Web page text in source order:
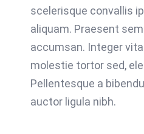
scelerisque convallis
aliquam. Praesent
accumsan. Integer
molestie tortor sed,
Pellentesque a
auctor ligula nibh.